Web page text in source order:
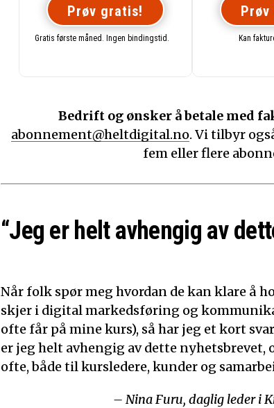
Prøv gratis!
Gratis første måned. Ingen bindingstid. Kan
Bedrift og ønsker å betale med
abonnement@heltdigital.no. Vi tilbyr
fem eller flere
“Jeg er helt avhengig av
Når folk spør meg hvordan de kan klare å
skjer i digital markedsføring og
ofte får på mine kurs), så har jeg et kort
er jeg helt avhengig av dette nyhetsbrevet,
ofte, både til kursledere, kunder og
– Nina Furu, daglig leder i